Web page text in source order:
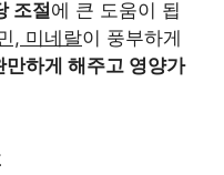
조절에 큰 도움이 됩
, 미네랄이 풍부하게
만하게 해주고 영양가